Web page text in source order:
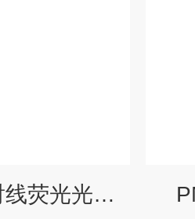
A-550 PlusX射线荧光光谱仪